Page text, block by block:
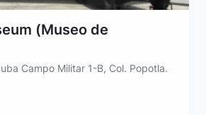
(Museo de
Campo Militar 1-B, Col. Popotla.